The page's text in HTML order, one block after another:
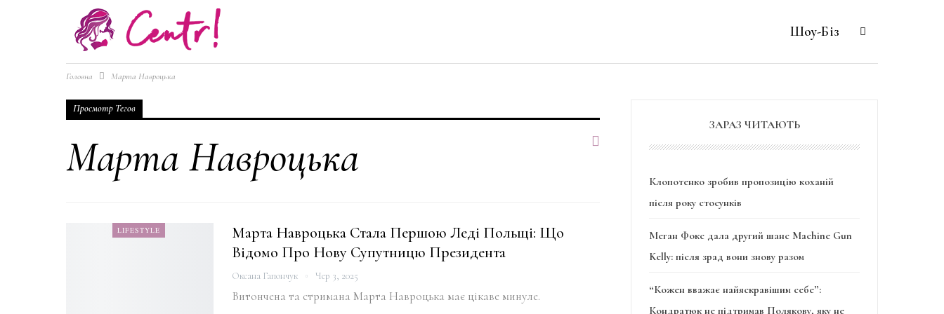
Шоу-Біз
Головна Марта Навроцька
Просмотр Тегов
Марта Навроцька
LIFESTYLE
Марта Навроцька Стала Першою Леді Польщі: Що
Відомо Про Нову Супутницю Президента
Оксана Гапончук Чер 3, 2025
Витончена та стримана Марта Навроцька має цікаве минуле.
ЗАРАЗ ЧИТАЮТЬ
Клопотенко зробив пропозицію коханій
після року стосунків
Меган Фокс дала другий шанс Machine Gun
Kelly: після зрад вони знову разом
“Кожен вважає найяскравішим себе”:
Кондратюк не підтримав Полякову, яку не